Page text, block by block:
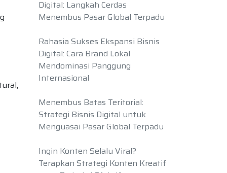
Digital: Langkah Cerdas
Menembus Pasar Global Terpadu
Rahasia Sukses Ekspansi Bisnis
Digital: Cara Brand Lokal
Mendominasi Panggung
Internasional
Menembus Batas Teritorial:
Strategi Bisnis Digital untuk
Menguasai Pasar Global Terpadu
Ingin Konten Selalu Viral?
Terapkan Strategi Konten Kreatif